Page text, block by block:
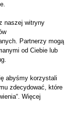
naszej witryny
Partnerzy mogą
od Ciebie lub
abyśmy korzystali
zdecydować, które
Więcej